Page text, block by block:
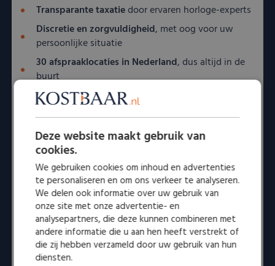
Transparante taxatiedoor ervaren horloge-experts
Discretie en zorgvuldigheid, met oog voor uw
persoonlijke situatie
30 afspraaklocaties in Nederland, dus altijd in de
buurt
Of het nu gaat om een erfstuk of een horloge dat u zelf
heeft aangeschaft, wij behandelen elk Patek Philippe
horloge met aandacht en waardering.
Samenvatting
Patek Philippe Calatravais een horloge dat
geschiedenis, vakmanschap en elegantie verenigt. Het
model heeft een vaste plaats in de wereld van luxe
uurwerken en behoudt zijn waarde, zowel emotioneel
als financieel.
Deze website maakt gebruik van
cookies.
We gebruiken cookies om inhoud en advertenties
te personaliseren en om ons verkeer te analyseren.
We delen ook informatie over uw gebruik van
onze site met onze advertentie- en
analysepartners, die deze kunnen combineren met
andere informatie die u aan hen heeft verstrekt of
die zij hebben verzameld door uw gebruik van hun
diensten.